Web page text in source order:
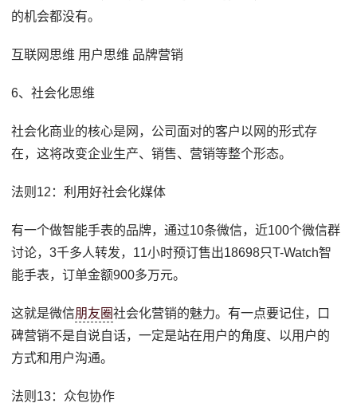
的机会都没有。
互联网思维 用户思维 品牌营销
6、社会化思维
社会化商业的核心是网，公司面对的客户以网的形式存
在，这将改变企业生产、销售、营销等整个形态。
法则12：利用好社会化媒体
有一个做智能手表的品牌，通过10条微信，近100个微信群
讨论，3千多人转发，11小时预订售出18698只T-Watch智
能手表，订单金额900多万元。
这就是微信朋友圈社会化营销的魅力。有一点要记住，口
碑营销不是自说自话，一定是站在用户的角度、以用户的
方式和用户沟通。
法则13：众包协作